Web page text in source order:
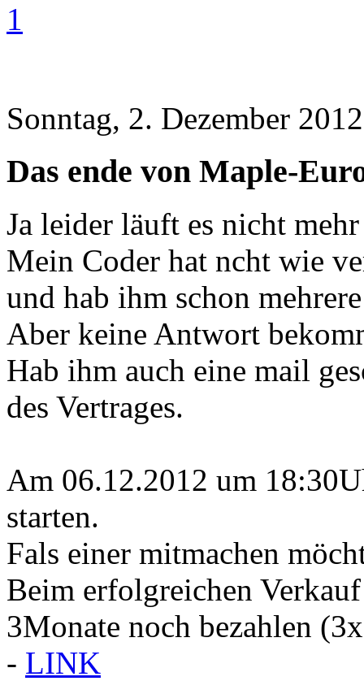
1
Sonntag, 2. Dezember
Das ende von Maple-
Ja leider läuft es nicht
Mein Coder hat ncht wie
und hab ihm schon
Aber keine Antwort
Hab ihm auch eine mail
des Vertrages.
Am 06.12.2012 um
starten.
Fals einer mitmachen
Beim erfolgreichen
3Monate noch bezahlen
- LINK